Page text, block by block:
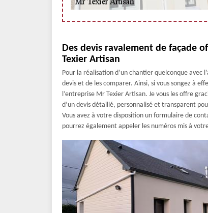
Des devis ravalement de façade
Texier Artisan
Pour la réalisation d’un chantier quelconque avec
devis et de les comparer. Ainsi, si vous songez à
l’entreprise Mr Texier Artisan. Je vous les offre
d’un devis détaillé, personnalisé et transparent
Vous avez à votre disposition un formulaire de
pourrez également appeler les numéros mis à